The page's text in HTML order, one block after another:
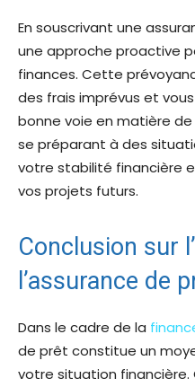
En souscrivant une
une approche proactive
finances. Cette
des frais imprévus et
bonne voie en matière
se préparant à des
votre stabilité financière
vos projets futurs.
Conclusion sur
l’assurance de
Dans le cadre de la
de prêt constitue un
votre situation